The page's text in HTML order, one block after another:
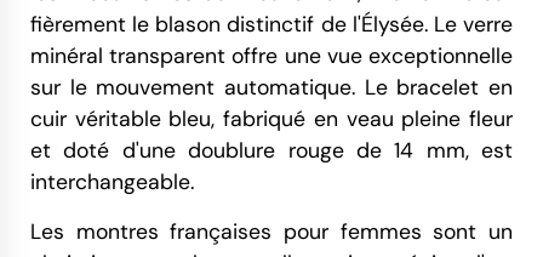
fièrement le blason distinctif de l'Élysée. Le verre
minéral transparent offre une vue exceptionnelle
sur le mouvement automatique. Le bracelet en
cuir véritable bleu, fabriqué en veau pleine fleur
et doté d'une doublure rouge de 14 mm, est
interchangeable.
Les montres françaises pour femmes sont un